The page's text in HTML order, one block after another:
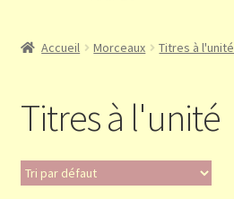
Validation de la commande
Panier
Accueil Morceaux Titres à l'unité
Titres à l'unité